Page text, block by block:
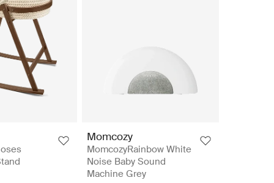
Momcozy
MomcozyRainbow White
Noise Baby Sound
Machine Grey